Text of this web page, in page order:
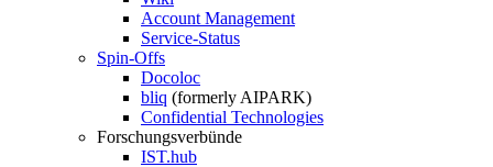
Account Management
Service-Status
Spin-Offs
Docoloc
bliq (formerly AIPARK)
Confidential Technologies
Forschungsverbünde
IST.hub